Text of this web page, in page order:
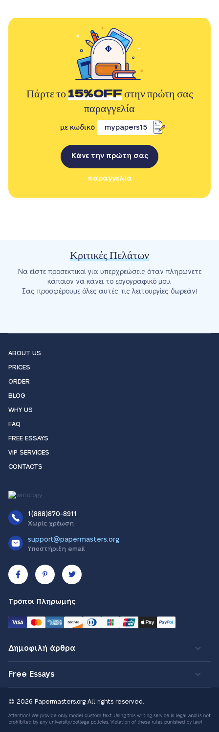
Πάρτε το15%OFFστην πρώτη σας
παραγγελία
με κωδικό mypapers15
Κάνε την πρώτη σας
παραγγελία
Κριτικές Πελάτων
Να είστε προσεκτικοί για υπερχρεώσεις όταν πληρώνετε
κάποιον να κάνει το εργογραφικό μου.
Σας προσφέρουμε όλες αυτές τις λειτουργίες δωρεάν!
ABOUT US
PRICES
ORDER
BLOG
WHY US
FAQ
FREE ESSAYS
VIP SERVICES
CONTACTS
1(888)870-8911
Χωρίς χρέωση
support@papermasters.org
Υποστήριξη email
Τρόποι Πληρωμής
Δημοφιλή άρθρα
Free Essays
© 2026 Papermasters.org All rights reserved.